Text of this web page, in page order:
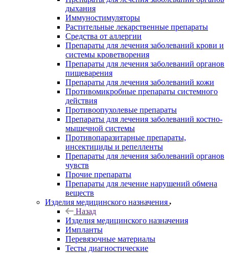
дыхания
Иммуностимуляторы
Растительные лекарственные препараты
Средства от аллергии
Препараты для лечения заболеваний крови и
системы кроветворения
Препараты для лечения заболеваний органов
пищеварения
Препараты для лечения заболеваний кожи
Противомикробные препараты системного
действия
Противоопухолевые препараты
Препараты для лечения заболеваний костно-
мышечной системы
Противопаразитарные препараты,
инсектициды и репелленты
Препараты для лечения заболеваний органов
чувств
Прочие препараты
Препараты для лечение нарушений обмена
веществ
Изделия медицинского назначения
Назад
Изделия медицинского назначения
Импланты
Перевязочные материалы
Тесты диагностические